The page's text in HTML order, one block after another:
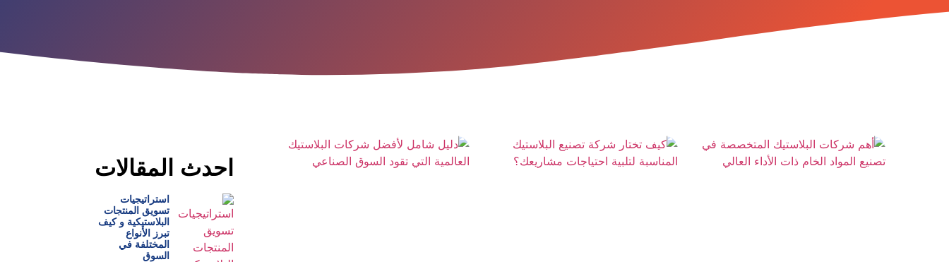
احدث المقالات
استراتيجيات
تسويق المنتجات
البلاستيكية و كيف
تبرز الأنواع
المختلفة في
السوق